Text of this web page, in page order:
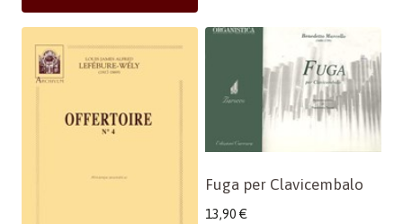
Fuga per Clavicembalo
13,90 €